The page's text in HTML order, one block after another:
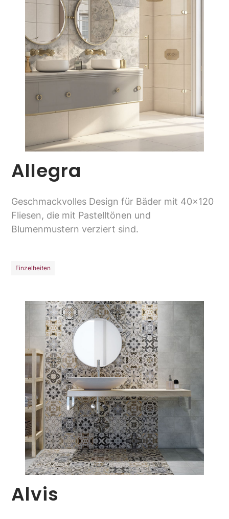
Allegra
Geschmackvolles Design für Bäder mit 40x120
Fliesen, die mit Pastelltönen und
Blumenmustern verziert sind.
Einzelheiten
Alvis